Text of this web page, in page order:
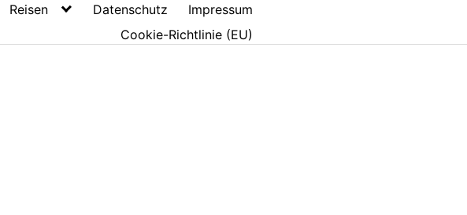
Reisen Datenschutz
Impressum
Cookie-Richtlinie (EU)